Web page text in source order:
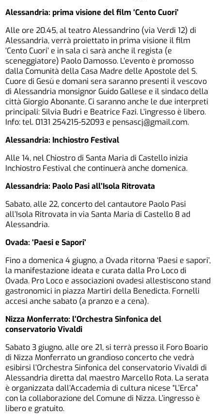
Alessandria: prima visione del film ‘Cento Cuori’
Alle ore 20.45, al teatro Alessandrino (via Verdi 12) di
Alessandria, verrà proiettato in prima visione il film
‘Cento Cuori’ e in sala ci sarà anche il regista (e
sceneggiatore) Paolo Damosso. L’evento è promosso
dalla Comunità della Casa Madre delle Apostole del S.
Cuore di Gesù e domani sera saranno presenti il vescovo
di Alessandria monsignor Guido Gallese e il sindaco della
città Giorgio Abonante. Ci saranno anche le due interpreti
principali: Silvia Budri e Beatrice Fazi. L’ingresso è libero.
Info: tel. 0131 254215-52093 e pensascj@gmail.com.
Alessandria: Inchiostro Festival
Alle 14, nel Chiostro di Santa Maria di Castello inizia
Inchiostro Festival che continuerà anche domenica.
Alessandria: Paolo Pasi all’Isola Ritrovata
Sabato, alle 22, concerto del cantautore Paolo Pasi
all’Isola Ritrovata in via Santa Maria di Castello 8 ad
Alessandria.
Ovada: ‘Paesi e Sapori’
Fino a domenica 4 giugno, a Ovada ritorna ‘Paesi e sapori’,
la manifestazione ideata e curata dalla Pro Loco di
Ovada. Pro Loco e associazioni ovadesi allestiscono stand
gastronomici in piazza Martiri della Benedicta. Fornelli
accesi anche sabato (a pranzo e a cena).
Nizza Monferrato: l’Orchestra Sinfonica del
conservatorio Vivaldi
Sabato 3 giugno, alle ore 21, si terrà presso il Foro Boario
di Nizza Monferrato un grandioso concerto che vedrà
esibirsi l’Orchestra Sinfonica del conservatorio Vivaldi di
Alessandria diretta dal maestro Marcello Rota. La serata
è organizzata dall’Accademia di cultura nicese “L’Erca”
con la collaborazione del Comune di Nizza. L’ingresso è
libero e gratuito.